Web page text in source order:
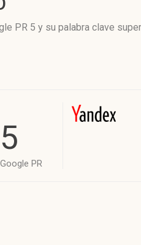
PR 5 y su palabra clave
5
Google PR